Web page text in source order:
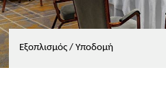
Εξοπλισμός / Υποδομή